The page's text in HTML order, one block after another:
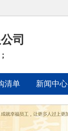
司
清单 新闻中心